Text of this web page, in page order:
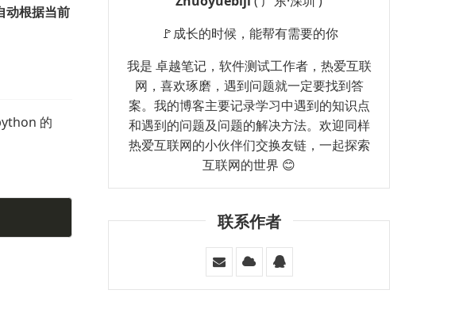
动根据当前
的
🚩成长的时候，能帮有需要的你
我是 卓越笔记，软件测试工作者，热爱互联
网，喜欢琢磨，遇到问题就一定要找到答
案。我的博客主要记录学习中遇到的知识点
和遇到的问题及问题的解决方法。欢迎同样
热爱互联网的小伙伴们交换友链，一起探索
互联网的世界 😊
联系作者